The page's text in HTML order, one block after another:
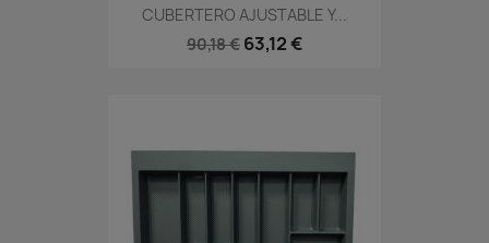
CUBERTERO AJUSTABLE Y...
90,18 € 63,12 €